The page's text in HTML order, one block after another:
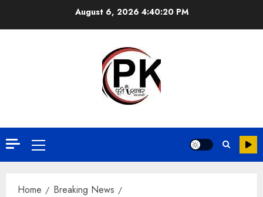
August 6, 20264:40:21 PM
Home
Breaking News